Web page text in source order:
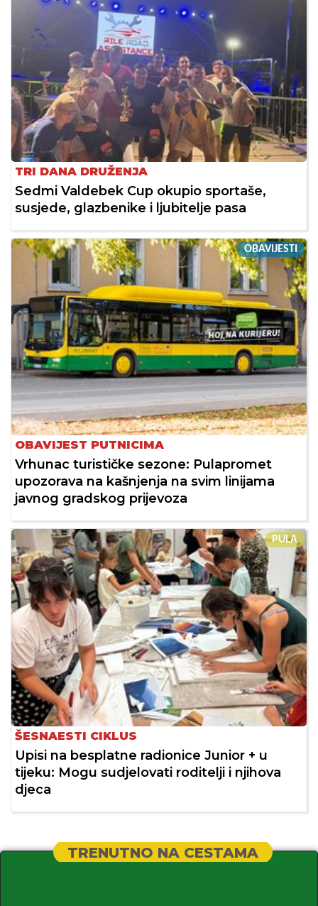
TRI DANA DRUŽENJA
Sedmi Valdebek Cup okupio sportaše,
susjede, glazbenike i ljubitelje pasa
OBAVIJESTI
OBAVIJEST PUTNICIMA
Vrhunac turističke sezone: Pulapromet
upozorava na kašnjenja na svim linijama
javnog gradskog prijevoza
PULA
ŠESNAESTI CIKLUS
Upisi na besplatne radionice Junior + u
tijeku: Mogu sudjelovati roditelji i njihova
djeca
TRENUTNO NA CESTAMA